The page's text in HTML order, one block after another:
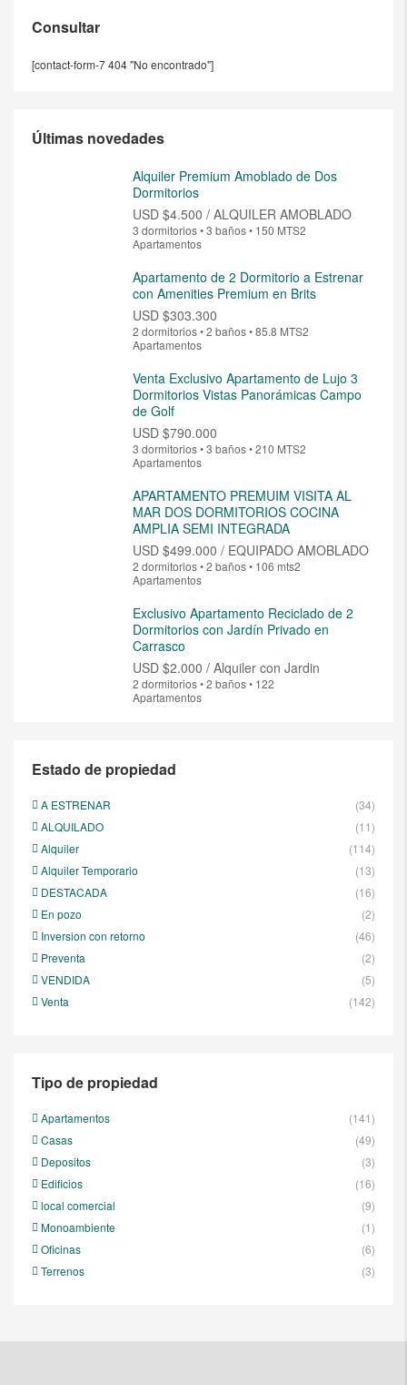
Consultar
[contact-form-7 404 "No encontrado"]
Últimas novedades
Alquiler Premium Amoblado de Dos
Dormitorios
USD $4.500 / ALQUILER AMOBLADO
3 dormitorios • 3 baños • 150 MTS2
Apartamentos
Apartamento de 2 Dormitorio a Estrenar
con Amenities Premium en Brits
USD $303.300
2 dormitorios • 2 baños • 85.8 MTS2
Apartamentos
Venta Exclusivo Apartamento de Lujo 3
Dormitorios Vistas Panorámicas Campo
de Golf
USD $790.000
3 dormitorios • 3 baños • 210 MTS2
Apartamentos
APARTAMENTO PREMUIM VISITA AL
MAR DOS DORMITORIOS COCINA
AMPLIA SEMI INTEGRADA
USD $499.000 / EQUIPADO AMOBLADO
2 dormitorios • 2 baños • 106 mts2
Apartamentos
Exclusivo Apartamento Reciclado de 2
Dormitorios con Jardín Privado en
Carrasco
USD $2.000 / Alquiler con Jardin
2 dormitorios • 2 baños • 122
Apartamentos
Estado de propiedad
A ESTRENAR
(34)
ALQUILADO
(11)
Alquiler
(114)
Alquiler Temporario
(13)
DESTACADA
(16)
En pozo
(2)
Inversion con retorno
(46)
Preventa
(2)
VENDIDA
(5)
Venta
(142)
Tipo de propiedad
Apartamentos
(141)
Casas
(49)
Depositos
(3)
Edificios
(16)
local comercial
(9)
Monoambiente
(1)
Oficinas
(6)
Terrenos
(3)